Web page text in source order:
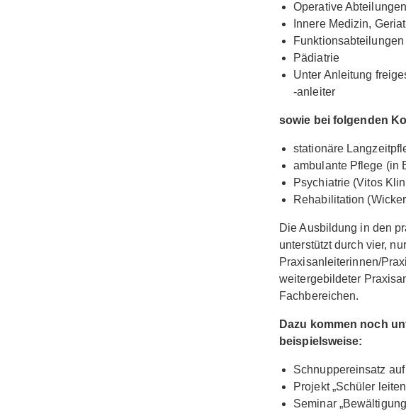
Operative
Innere Medizin,
Pädiatrie
Unter Anleitung
-anleiter
sowie bei folgenden
stationäre
ambulante Pflege (in
Psychiatrie (Vitos
Rehabilitation
Die Ausbildung in den
unterstützt durch vier,
Praxisanleiterinnen/
weitergebildeter
Fachbereichen.
Dazu kommen noch
beispielsweise:
Schnuppereinsatz
Projekt „Schüler
Seminar